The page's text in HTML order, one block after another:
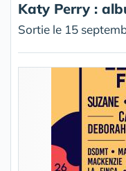
Katy Perry :
Sortie le 15